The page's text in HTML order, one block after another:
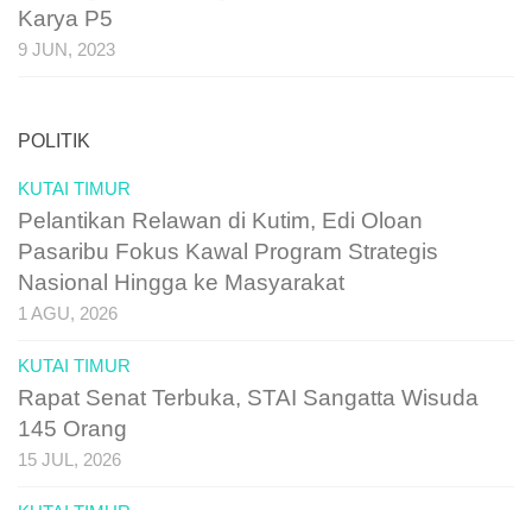
Karya P5
9 JUN, 2023
POLITIK
KUTAI TIMUR
Pelantikan Relawan di Kutim, Edi Oloan
Pasaribu Fokus Kawal Program Strategis
Nasional Hingga ke Masyarakat
1 AGU, 2026
KUTAI TIMUR
Rapat Senat Terbuka, STAI Sangatta Wisuda
145 Orang
15 JUL, 2026